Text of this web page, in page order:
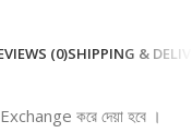
(0)SHIPPING &
করে দেয়া হবে ।